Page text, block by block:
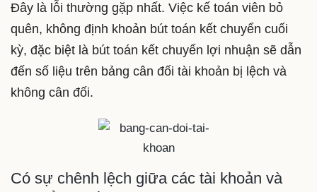
Đây là lỗi thường gặp nhất. Việc kế toán viên bỏ
quên, không định khoản bút toán kết chuyển cuối
kỳ, đặc biệt là bút toán kết chuyển lợi nhuận sẽ dẫn
đến số liệu trên bảng cân đối tài khoản bị lệch và
không cân đối.
Có sự chênh lệch giữa các tài khoản và